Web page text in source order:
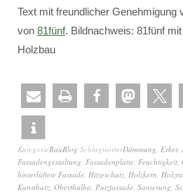
Text mit freundlicher Genehmigung
von 81fünf. Bildnachweis: 81fünf
Holzbau
KategorieBauBlog SchlagwörterDämmung, Erker,
Fassadengestaltung, Fassadenplatte, Feuchtigkeit,
hinterlüftete Fassade, Hitzeschutz, Holzkern,
Kunstharz, Oberthulba, Putzfassade, Sanierung,